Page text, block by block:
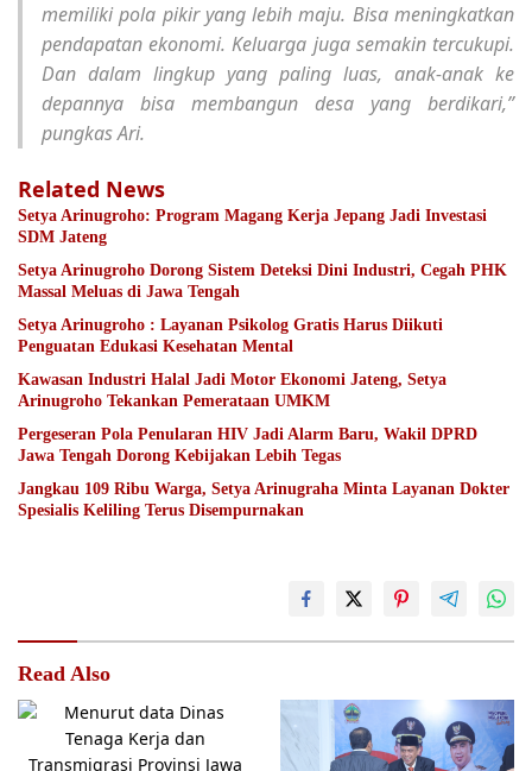
memiliki pola pikir yang lebih maju. Bisa meningkatkan
pendapatan ekonomi. Keluarga juga semakin tercukupi.
Dan dalam lingkup yang paling luas, anak-anak ke
depannya bisa membangun desa yang berdikari,”
pungkas Ari.
Related News
Setya Arinugroho: Program Magang Kerja Jepang Jadi Investasi
SDM Jateng
Setya Arinugroho Dorong Sistem Deteksi Dini Industri, Cegah PHK
Massal Meluas di Jawa Tengah
Setya Arinugroho : Layanan Psikolog Gratis Harus Diikuti
Penguatan Edukasi Kesehatan Mental
Kawasan Industri Halal Jadi Motor Ekonomi Jateng, Setya
Arinugroho Tekankan Pemerataan UMKM
Pergeseran Pola Penularan HIV Jadi Alarm Baru, Wakil DPRD
Jawa Tengah Dorong Kebijakan Lebih Tegas
Jangkau 109 Ribu Warga, Setya Arinugraha Minta Layanan Dokter
Spesialis Keliling Terus Disempurnakan
Read Also